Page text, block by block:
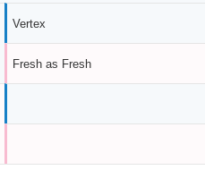
Vertex
Fresh as Fresh